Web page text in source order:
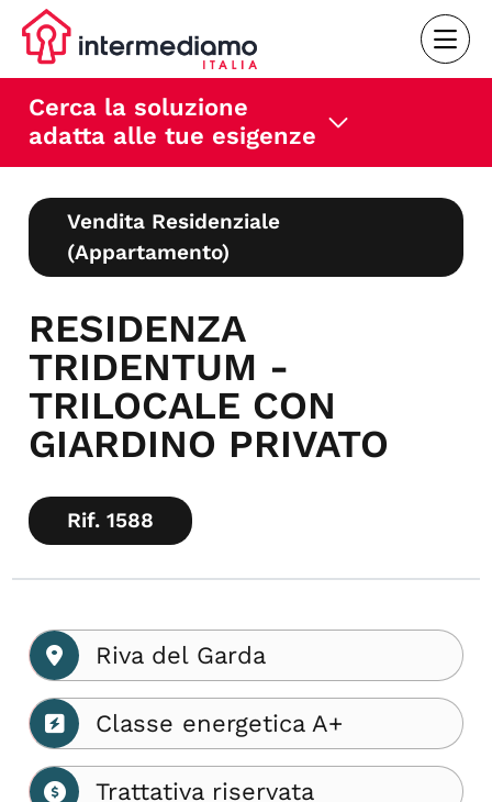
Cerca la soluzione
adatta alle tue esigenze
Vendita Residenziale
(Appartamento)
RESIDENZA
TRIDENTUM -
TRILOCALE CON
GIARDINO PRIVATO
Rif. 1588
Riva del Garda
Classe energetica A+
Trattativa riservata